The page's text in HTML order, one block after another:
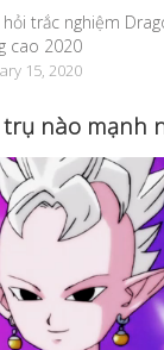
hỏi trắc nghiệm
cao 2020
15, 2020
trụ nào mạnh